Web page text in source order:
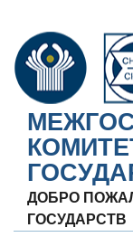
ДОБРО
ГОСУДАРСТВ